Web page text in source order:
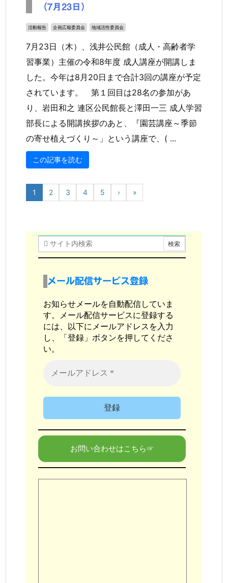
（7月23日）
活動報告 企画広報委員会 地域活性委員会
7月23日（木）、浅井公民館（成人・高齢者学
習事業）主催の令和8年度 成人講座が開講しま
した。今年は8月20日まで合計3回の講座が予定
されています。 第１回目は28名の参加があ
り、岩田和之 連区公民館長と澤田一三 成人学習
部長による開講挨拶のあと、『園芸講座～季節
の寄せ植えづくり～」という講座で、( ...
この記事を読む
1 2 3 4 5 › »
メール配信サービス登録
お知らせメールを自動配信していま
す。メール配信サービスに登録する
には、以下にメールアドレスを入力
し、「登録」ボタンを押してくださ
い。
お問い合わせはこちら☞